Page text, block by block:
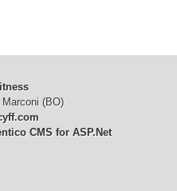
(BO)
CMS for ASP.Net